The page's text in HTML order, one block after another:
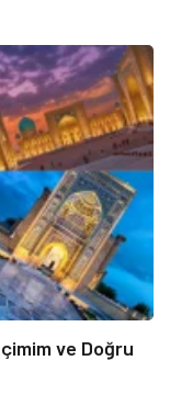
ve Doğru